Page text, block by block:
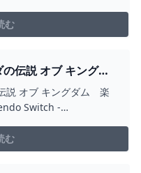
は理解半分でした
略出来た！と行って
む
伝説 オブ キングダ
ザ NINTENDO
説 オブ キングダム 楽
Switch -
む